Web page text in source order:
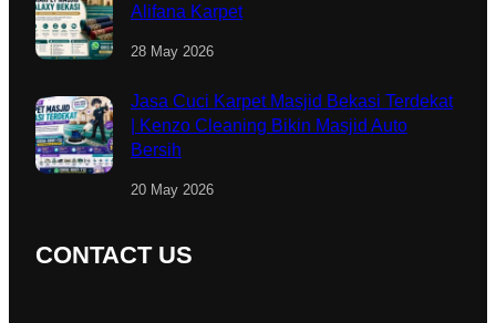
Alifana Karpet
28 May 2026
Jasa Cuci Karpet Masjid Bekasi Terdekat
| Kenzo Cleaning Bikin Masjid Auto
Bersih
20 May 2026
CONTACT US